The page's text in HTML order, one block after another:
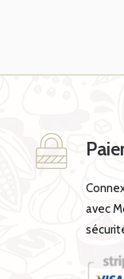
avec